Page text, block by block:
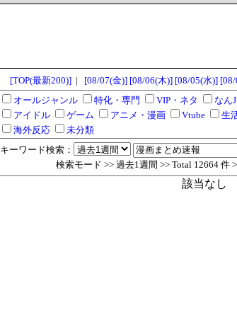
[TOP(最新200)]| [08/07(金)] [08/06(木)] [08/05(水)]
オールジャンル
特化・専門 VIP・ネタ なん
アイドル
ゲーム アニメ・漫画 Vtube 生
海外反応
未分類
キーワード検索：
検索モード >> 過去1週間 >> Total 12664 件
該当なし